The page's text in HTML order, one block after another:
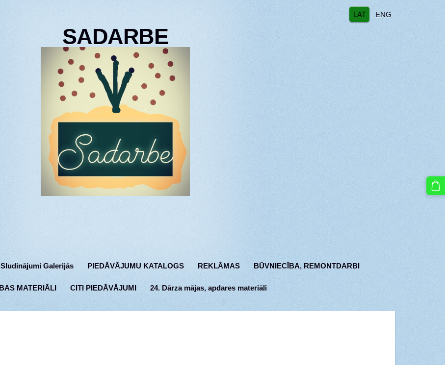
SADARBE
Sludinājumi Galerijās PIEDĀVĀJUMU KATALOGS REKLĀMAS BŪVNIECĪBA, REMONTDARBI
MATERIĀLI CITI PIEDĀVĀJUMI 24. Dārza mājas, apdares materiāli
LAT ENG